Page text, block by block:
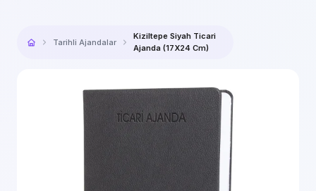
Tarihli Ajandalar
Kiziltepe Siyah Ticari
Ajanda (17X24 Cm)